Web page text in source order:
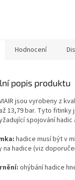
Hodnocení
popis produktu
jsou vyrobeny z
13,79 bar. Tyto
spojování
hadice musí být v
na hadice (viz
ohýbání hadice